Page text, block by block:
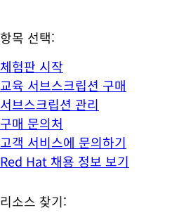
항목 선택:
체험판 시작
교육 서브스크립션 구매
서브스크립션 관리
구매 문의처
고객 서비스에 문의하기
Red Hat 채용 정보 보기
리소스 찾기: